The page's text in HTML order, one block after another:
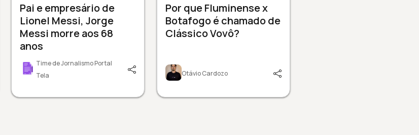
Pai e empresário de
Lionel Messi, Jorge
Messi morre aos 68
anos
Time de Jornalismo Portal
Tela
Por que Fluminense x
Botafogo é chamado de
Clássico Vovô?
Otávio Cardozo